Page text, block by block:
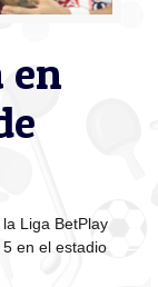
en
Liga BetPlay
en el estadio